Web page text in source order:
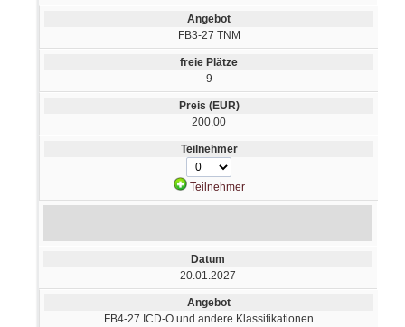
FB3-27 TNM
9
200,00
Teilnehmer
20.01.2027
FB4-27 ICD-O und andere Klassifikationen